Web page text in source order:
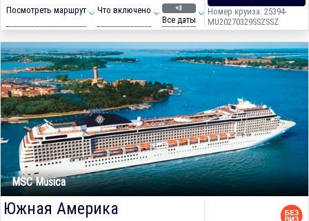
Посмотреть маршрут Что включено +3
Все даты
Номер круиза: 25394-
MU20270329SSZSSZ
MSC Musica
Южная Америка